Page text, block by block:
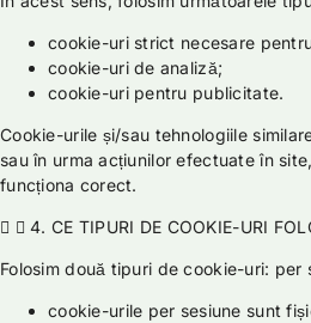
cookie-uri strict necesare
cookie-uri de analiză;
cookie-uri pentru publicitate.
Cookie-urile și/sau tehnologiile
sau în urma acțiunilor efectuate în
funcționa corect.
4. CE TIPURI DE COOKIE-URI
Folosim două tipuri de cookie-uri: per
cookie-urile per sesiune sunt